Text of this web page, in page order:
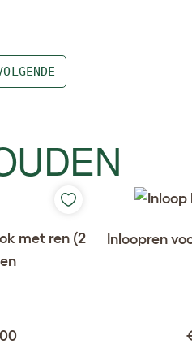
met ren (2
Inloopren